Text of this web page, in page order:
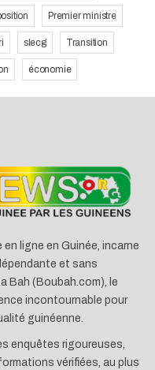
Premier ministre
slecg Transition
économie
en ligne en Guinée, incarne
et sans
Bah (Boubah.com), le
incontournable pour
guinéenne.
enquêtes rigoureuses,
vérifiées, au plus